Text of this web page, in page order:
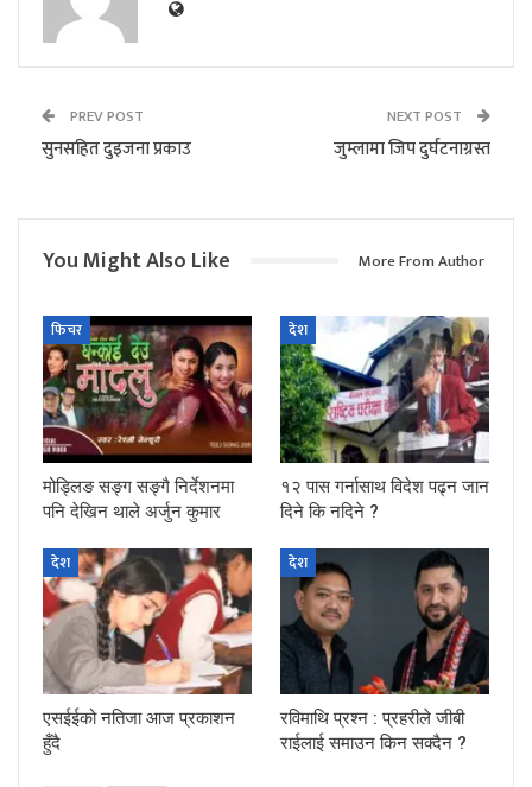
PREV POST
सुनसहित दुइजना प्रकाउ
NEXT POST
जुम्लामा जिप दुर्घटनाग्रस्त
You Might Also Like More From Author
फिचर
मोड्लिङ सङ्ग सङ्गै निर्देशनमा
पनि देखिन थाले अर्जुन कुमार
देश
१२ पास गर्नासाथ विदेश पढ्न जान
दिने कि नदिने ?
देश
एसईईको नतिजा आज प्रकाशन
हुँदै
देश
रविमाथि प्रश्न : प्रहरीले जीबी
राईलाई समाउन किन सक्दैन ?